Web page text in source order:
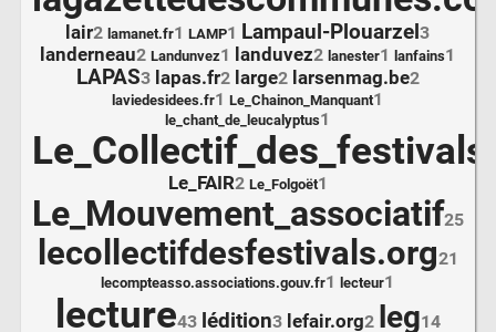
lair2 lamanet.fr1 LAMP1 Lampaul-Plouarzel3
landerneau2 Landunvez1 landuvez2 lanester1 lanfains1
LAPAS3 lapas.fr2 large2 larsenmag.be2
laviedesidees.fr1 Le_Chainon_Manquant1
le_chant_de_leucalyptus1
Le_Collectif_des_festivals
Le_FAIR2 Le_Folgoët1
Le_Mouvement_associatif25
lecollectifdesfestivals.org21
lecompteasso.associations.gouv.fr1 lecteur1
lecture43 lédition3 lefair.org2 leg14